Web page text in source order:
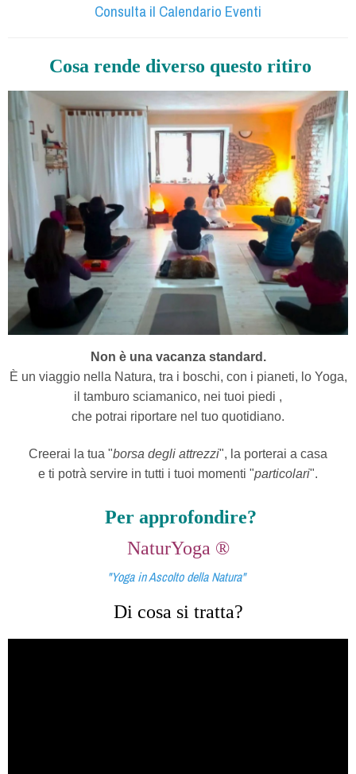
Consulta il Calendario Eventi
Cosa rende diverso questo ritiro
Non è una vacanza standard.
È un viaggio nella Natura, tra i boschi, con i pianeti, lo Yoga,
il tamburo sciamanico, nei tuoi piedi ,
che potrai riportare nel tuo quotidiano.
Creerai la tua "borsa degli attrezzi", la porterai a casa
e ti potrà servire in tutti i tuoi momenti "particolari".
Per approfondire?
NaturYoga ®
"Yoga in Ascolto della Natura"
Di cosa si tratta?